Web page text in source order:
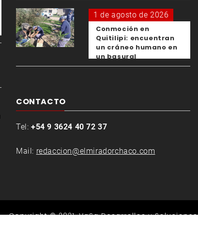
1 de agosto de 2026
Conmoción en
Quitilipi: encuentran
un cráneo humano en
un basural
CONTACTO
Tel: +54 9 3624 40 72 37
Mail: redaccion@elmiradorchaco.com
Copyright © 2021.VaSa Desarrollos y Soluciones